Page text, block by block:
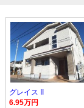
グレイス II
6.95万円